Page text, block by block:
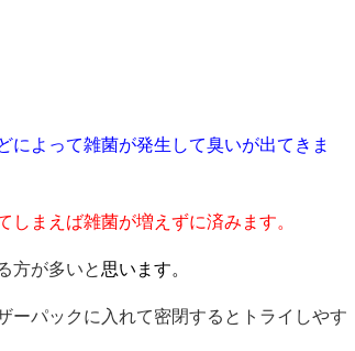
によって雑菌が発生して臭いが出てきま
しまえば雑菌が増えずに済みます。
方が多いと 思います。
ーパックに入れて密閉するとトライしやす